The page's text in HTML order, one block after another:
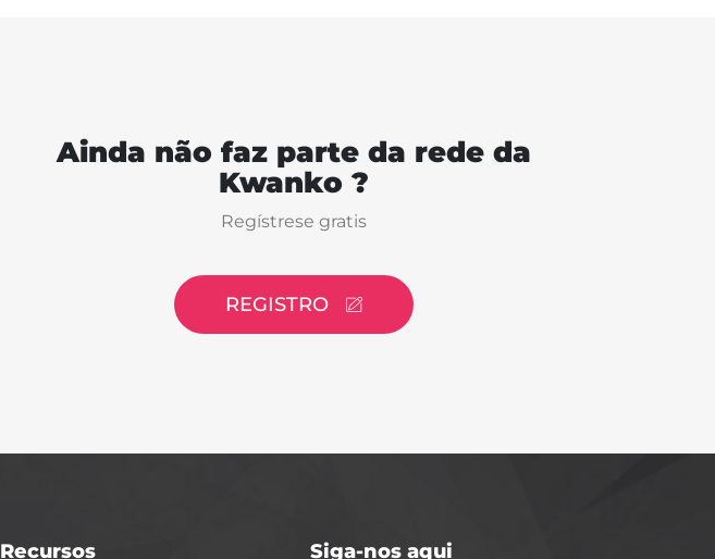
Ainda não faz parte da rede da
Kwanko ?
Regístrese gratis
REGISTRO
Recursos Siga-nos aqui